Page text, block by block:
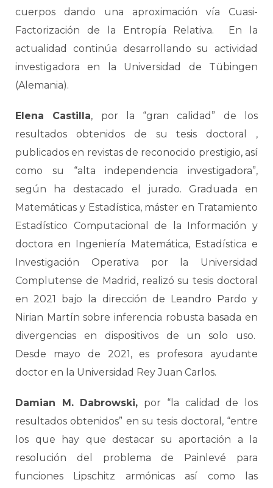
cuerpos dando una aproximación vía Cuasi-
Factorización de la Entropía Relativa. En la
actualidad continúa desarrollando su actividad
investigadora en la Universidad de Tübingen
(Alemania).
Elena Castilla, por la “gran calidad” de los
resultados obtenidos de su tesis doctoral ,
publicados en revistas de reconocido prestigio, así
como su “alta independencia investigadora”,
según ha destacado el jurado. Graduada en
Matemáticas y Estadística, máster en Tratamiento
Estadístico Computacional de la Información y
doctora en Ingeniería Matemática, Estadística e
Investigación Operativa por la Universidad
Complutense de Madrid, realizó su tesis doctoral
en 2021 bajo la dirección de Leandro Pardo y
Nirian Martín sobre inferencia robusta basada en
divergencias en dispositivos de un solo uso.
Desde mayo de 2021, es profesora ayudante
doctor en la Universidad Rey Juan Carlos.
Damian M. Dabrowski, por “la calidad de los
resultados obtenidos” en su tesis doctoral, “entre
los que hay que destacar su aportación a la
resolución del problema de Painlevé para
funciones Lipschitz armónicas así como las